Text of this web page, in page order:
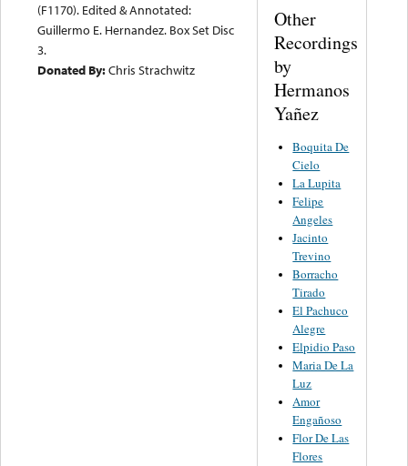
(F1170). Edited & Annotated:
Guillermo E. Hernandez. Box Set Disc
3.
Donated By:Chris Strachwitz
Other
Recordings
by
Hermanos
Yañez
Boquita De
Cielo
La Lupita
Felipe
Angeles
Jacinto
Trevino
Borracho
Tirado
El Pachuco
Alegre
Elpidio Paso
Maria De La
Luz
Amor
Engañoso
Flor De Las
Flores